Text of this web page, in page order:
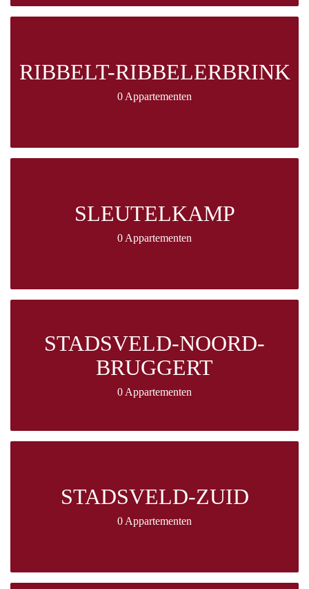
RIBBELT-RIBBELERBRINK
0 Appartementen
SLEUTELKAMP
0 Appartementen
STADSVELD-NOORD-
BRUGGERT
0 Appartementen
STADSVELD-ZUID
0 Appartementen